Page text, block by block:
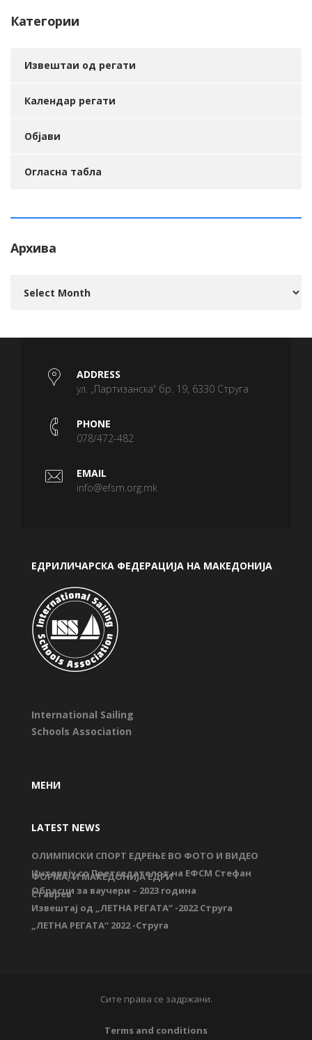
Категории
Извештаи од регати
Календар регати
Објави
Огласна табла
Архива
ADDRESS
ул. „Партизанска“ бр. 19, 6330 Струга
PHONE
078/472-482
EMAIL
info@efsm.org.mk
ЕДРИЛИЧАРСКА ФЕДЕРАЦИЈА НА МАКЕДОНИЈА
International Sailing
Schools Association
МЕНИ
LATEST NEWS
ОЛИМПИСКИ СПОРТ ЕДРЕЊЕ ВО ФОТО И ВИДЕО
ФОРМА, И МАКЕДОНИЈА ЕДРИ
Интервју со Претседателот на ЕФСМ Стефан
Ставрев
Обрасци за ваучери – 2023 година
Извештај од „ЛЕТНА РЕГАТА“ -2022 Струга
„ЛЕТНА РЕГАТА“ 2022 -Струга
Сите права се задржани.
Terms and conditions